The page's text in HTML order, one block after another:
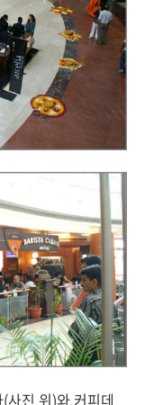
사진 위)와 커피데